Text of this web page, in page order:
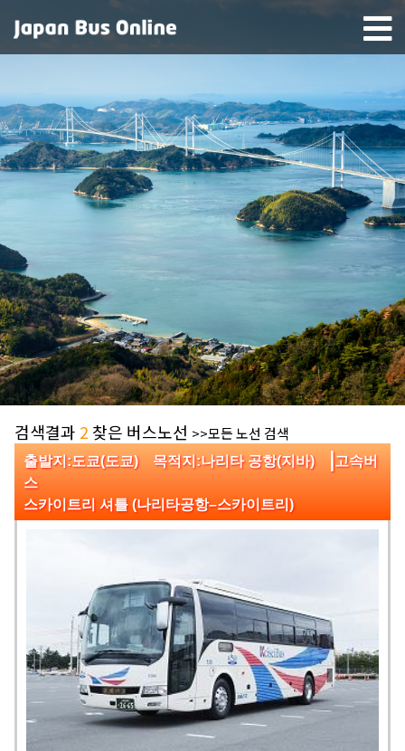
검색결과 2 찾은 버스노선 >>모든 노선 검색
출발지:도쿄(도쿄) 목적지:나리타 공항(지바) |고속버
스
스카이트리 셔틀 (나리타공항–스카이트리)